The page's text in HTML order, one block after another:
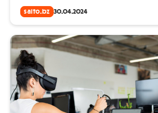
salto.bz 30.04.2024